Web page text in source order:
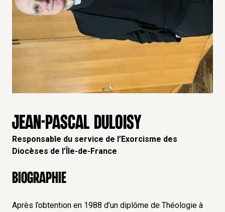
JEAN-PASCAL DULOISY
Responsable du service de l’Exorcisme des
Diocèses de l’Île-de-France
Biographie
Après l’obtention en 1988 d’un diplôme de Théologie à